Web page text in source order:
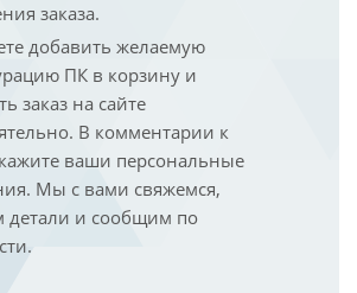
заказа.
добавить желаемую
ПК в корзину и
заказ на сайте
В комментарии к
ваши персональные
Мы с вами свяжемся,
детали и сообщим по